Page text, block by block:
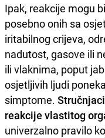
Ipak, reakcije mogu
posebno onih sa
iritabilnog crijeva,
nadutost, gasove ili
ili vlaknima, poput
osjetljivih ljudi
simptome.
reakcije vlastitog
univerzalno pravilo